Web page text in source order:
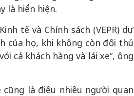
là hiển hiện.
tế và Chính sách (VEPR) dự
của họ, khi không còn đối thủ
cả khách hàng và lái xe”, ông
là điều nhiều người quan